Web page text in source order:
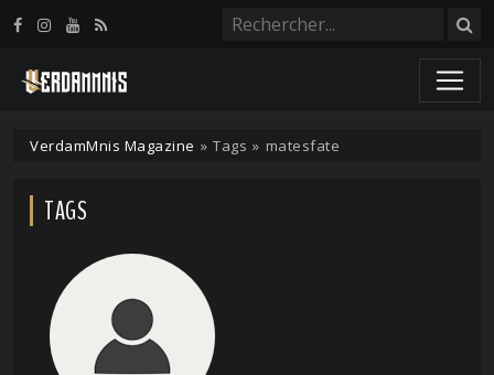
VerdamMnis Magazine » Tags » matesfate
TAGS
Panneau de gestion des cookies